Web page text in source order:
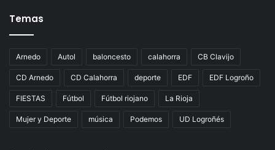
Temas
Arnedo Autol baloncesto calahorra CB Clavijo
CD Arnedo CD Calahorra deporte EDF EDF Logroño
FIESTAS Fútbol Fútbol riojano La Rioja
Mujer y Deporte música Podemos UD Logroñés